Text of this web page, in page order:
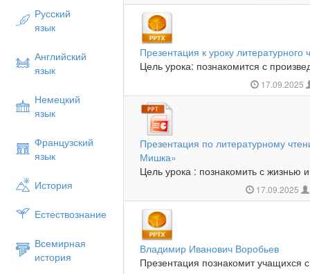
Русский
язык
Английский
язык
Немецкий
язык
Французский
язык
История
Естествознание
Всемирная
история
Презентация к уроку
Цель урока: познакомится с
17.09.2025
Презентация по литературному
Мишка»
Цель урока : познакомить с жизнью
17.09.2025
Владимир Иванович Воробьев
Презентация познакомит учащихся